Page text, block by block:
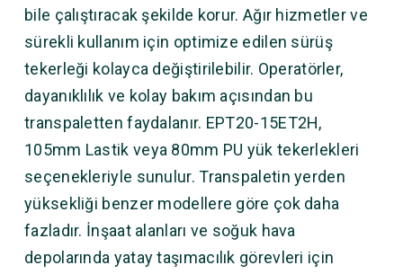
bile çalıştıracak şekilde korur. Ağır hizmetler ve
sürekli kullanım için optimize edilen sürüş
tekerleği kolayca değiştirilebilir. Operatörler,
dayanıklılık ve kolay bakım açısından bu
transpaletten faydalanır. EPT20-15ET2H,
105mm Lastik veya 80mm PU yük tekerlekleri
seçenekleriyle sunulur. Transpaletin yerden
yüksekliği benzer modellere göre çok daha
fazladır. İnşaat alanları ve soğuk hava
depolarında yatay taşımacılık görevleri için